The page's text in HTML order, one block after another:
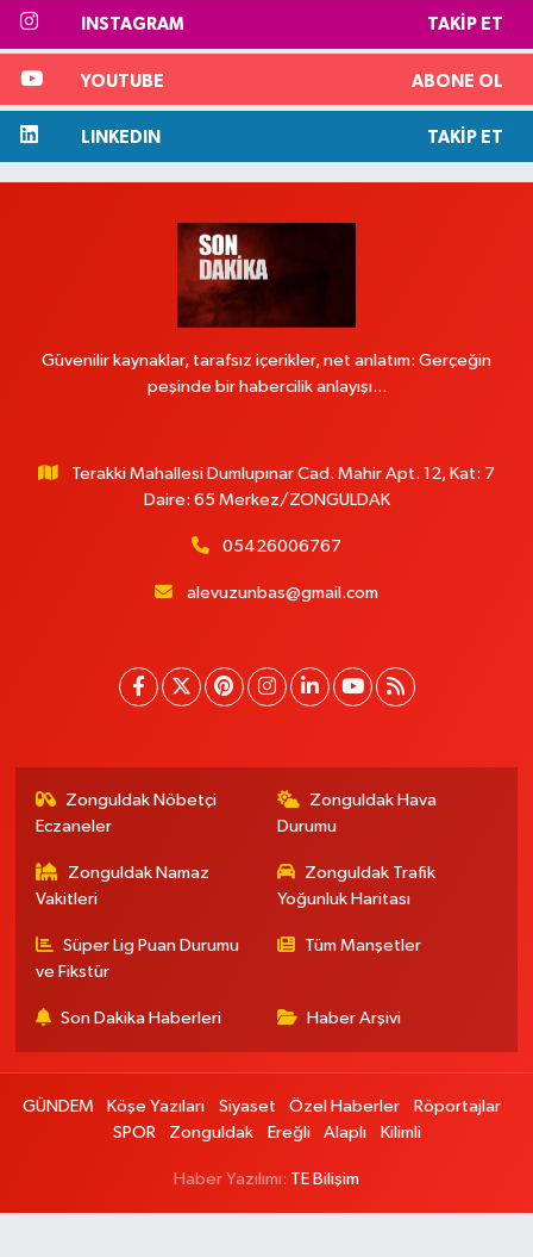
INSTAGRAM TAKIP ET
YOUTUBE ABONE OL
LINKEDIN TAKIP ET
Güvenilir kaynaklar, tarafsız içerikler, net anlatım: Gerçeğin
peşinde bir habercilik anlayışı...
Terakki Mahallesi Dumlupınar Cad. Mahir Apt. 12, Kat: 7
Daire: 65 Merkez/ZONGULDAK
05426006767
alevuzunbas@gmail.com
Zonguldak Nöbetçi
Eczaneler
Zonguldak Hava
Durumu
Zonguldak Namaz
Vakitleri
Zonguldak Trafik
Yoğunluk Haritası
Süper Lig Puan Durumu
ve Fikstür
Tüm Manşetler
Son Dakika Haberleri Haber Arşivi
GÜNDEM Köşe Yazıları Siyaset Özel Haberler
Röportajlar
SPOR
Zonguldak Ereğli Alaplı Kilimli
Haber Yazılımı: TE Bilişim